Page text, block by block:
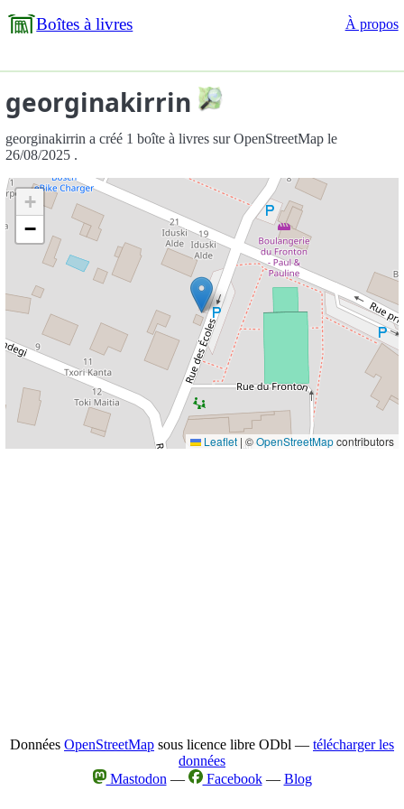
Boîtes à livres À propos
georginakirrin
georginakirrin a créé 1 boîte à livres sur OpenStreetMap le
26/08/2025 .
+
−
Leaflet | ©OpenStreetMapcontributors
Données OpenStreetMap sous licence libre ODbl — télécharger les
données
Mastodon — Facebook— Blog